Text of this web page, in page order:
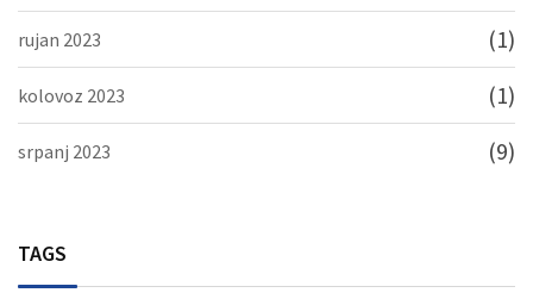
rujan 2023 (1)
kolovoz 2023 (1)
srpanj 2023 (9)
TAGS